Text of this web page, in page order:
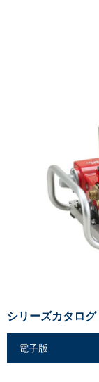
シリーズカタログ
電子版